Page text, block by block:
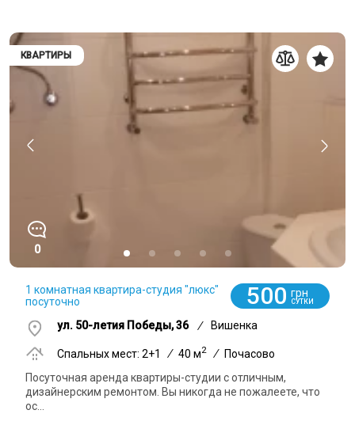
КВАРТИРЫ
0
1 комнатная квартира-студия "люкс"
посуточно
500 грн
СУТКИ
ул. 50-летия Победы, 36 / Вишенка
Спальных мест: 2+1 / 40 м2 / Почасово
Посуточная аренда квартиры-студии с отличным,
дизайнерским ремонтом. Вы никогда не пожалеете, что
ос...